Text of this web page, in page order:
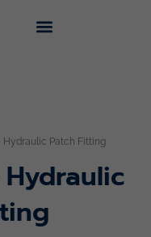
Hydraulic Patch Fitting
Hydraulic